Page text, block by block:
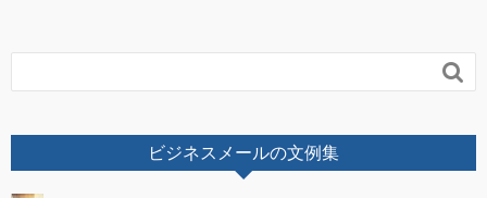

ビジネスメールの文例集